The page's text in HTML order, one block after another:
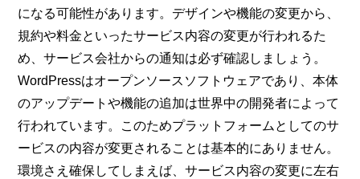
になる可能性があります。デザインや機能の変更から、
規約や料金といったサービス内容の変更が行われるた
め、サービス会社からの通知は必ず確認しましょう。
WordPressはオープンソースソフトウェアであり、本体
のアップデートや機能の追加は世界中の開発者によって
行われています。このためプラットフォームとしてのサ
ービスの内容が変更されることは基本的にありません。
環境さえ確保してしまえば、サービス内容の変更に左右